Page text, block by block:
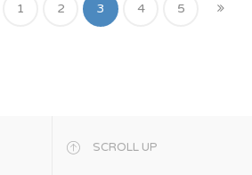
1 2 3 4 5
SCROLL UP